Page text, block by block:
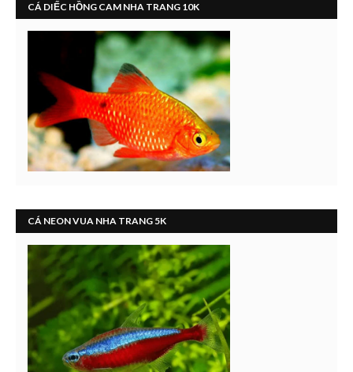
CÁ DIẾC HỒNG CAM NHA TRANG 10K
CÁ NEON VUA NHA TRANG 5K